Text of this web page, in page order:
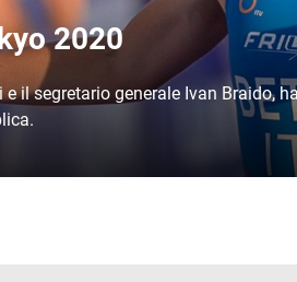
2020
il segretario generale Ivan Braido,